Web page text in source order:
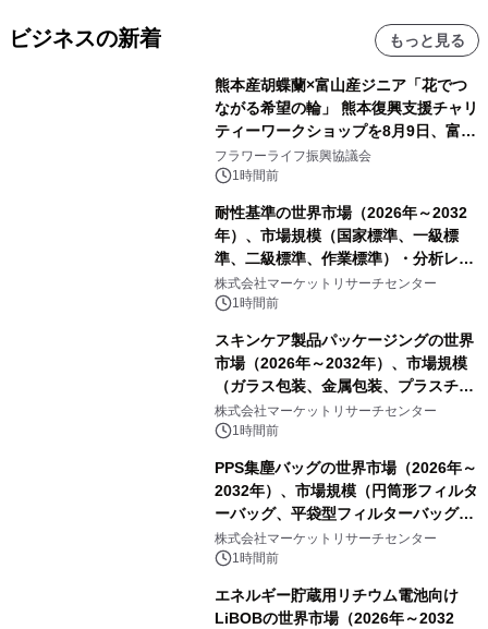
ビジネスの新着 もっと見る
熊本産胡蝶蘭×富山産ジニア「花でつ
ながる希望の輪」 熊本復興支援チャリ
ティーワークショップを8月9日、富
山・射水で開催
フラワーライフ振興協議会
1時間前
耐性基準の世界市場（2026年～2032
年）、市場規模（国家標準、一級標
準、二級標準、作業標準）・分析レポ
ートを発表
株式会社マーケットリサーチセンター
1時間前
スキンケア製品パッケージングの世界
市場（2026年～2032年）、市場規模
（ガラス包装、金属包装、プラスチッ
ク包装、その他）・分析レポートを発
表
株式会社マーケットリサーチセンター
1時間前
PPS集塵バッグの世界市場（2026年～
2032年）、市場規模（円筒形フィルタ
ーバッグ、平袋型フィルターバッグ、
プリーツフィルターバッグ、その
他）・分析レポートを発表
株式会社マーケットリサーチセンター
1時間前
エネルギー貯蔵用リチウム電池向け
LiBOBの世界市場（2026年～2032